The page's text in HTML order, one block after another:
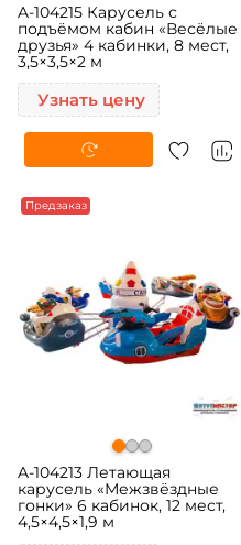
A-104215 Карусель с
подъёмом кабин «Весёлые
друзья» 4 кабинки, 8 мест,
3,5×3,5×2 м
Узнать цену
Предзаказ
A-104213 Летающая
карусель «Межзвёздные
гонки» 6 кабинок, 12 мест,
4,5×4,5×1,9 м